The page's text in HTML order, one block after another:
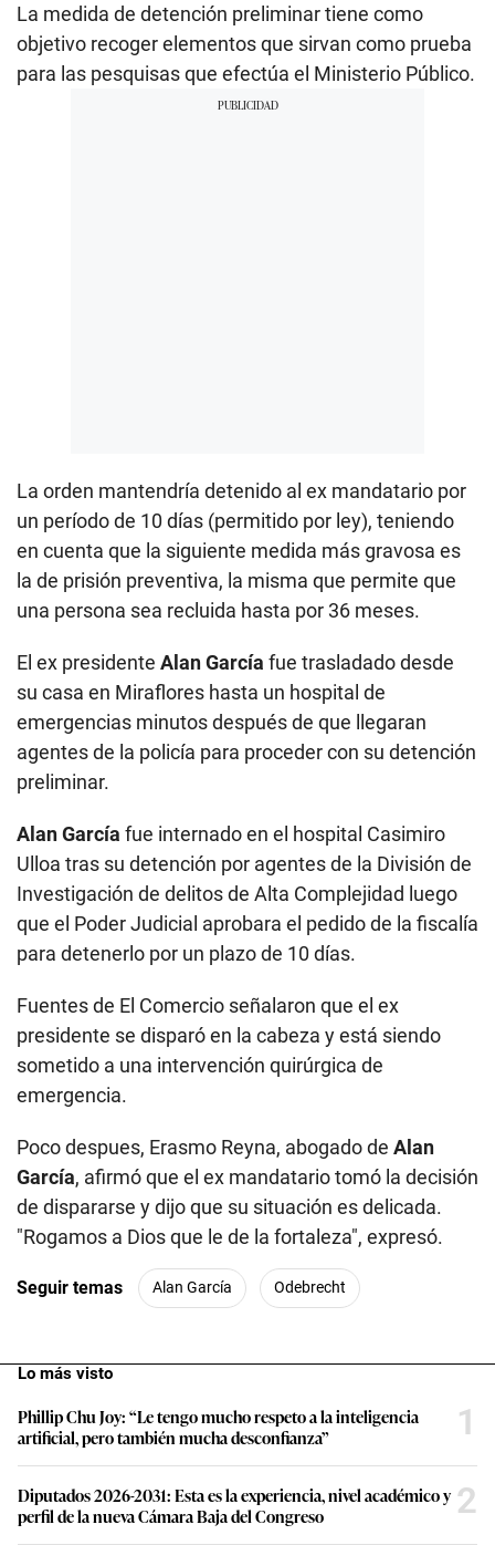
La medida de detención preliminar tiene como
objetivo recoger elementos que sirvan como prueba
para las pesquisas que efectúa el Ministerio Público.
La orden mantendría detenido al ex mandatario por
un período de 10 días (permitido por ley), teniendo
en cuenta que la siguiente medida más gravosa es
la de prisión preventiva, la misma que permite que
una persona sea recluida hasta por 36 meses.
El ex presidente Alan García fue trasladado desde
su casa en Miraflores hasta un hospital de
emergencias minutos después de que llegaran
agentes de la policía para proceder con su detención
preliminar.
Alan García fue internado en el hospital Casimiro
Ulloa tras su detención por agentes de la División de
Investigación de delitos de Alta Complejidad luego
que el Poder Judicial aprobara el pedido de la fiscalía
para detenerlo por un plazo de 10 días.
Fuentes de El Comercio señalaron que el ex
presidente se disparó en la cabeza y está siendo
sometido a una intervención quirúrgica de
emergencia.
Poco despues, Erasmo Reyna, abogado de Alan
García, afirmó que el ex mandatario tomó la decisión
de dispararse y dijo que su situación es delicada.
"Rogamos a Dios que le de la fortaleza", expresó.
Seguir temas Alan García Odebrecht
Lo más visto
Phillip Chu Joy: “Le tengo mucho respeto a la inteligencia
artificial, pero también mucha desconfianza”
1
Diputados 2026-2031: Esta es la experiencia, nivel académico y
perfil de la nueva Cámara Baja del Congreso
2